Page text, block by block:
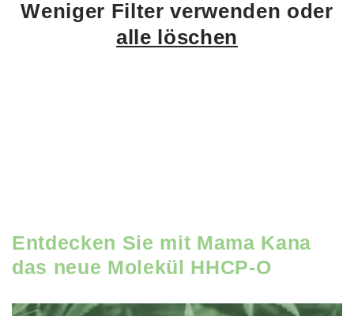
Weniger Filter verwenden oder
alle löschen
Entdecken Sie mit Mama Kana
das neue Molekül HHCP-O